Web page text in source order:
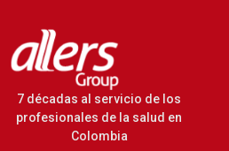
7 décadas al servicio de los
profesionales de la salud en
Colombia